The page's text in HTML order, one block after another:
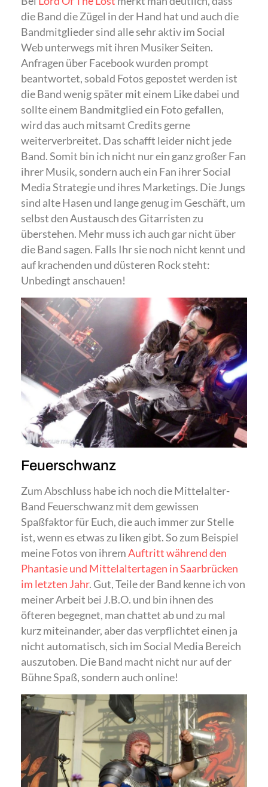
die Band die Zügel in der Hand hat und auch die
Bandmitglieder sind alle sehr aktiv im Social
Web unterwegs mit ihren Musiker Seiten.
Anfragen über Facebook wurden prompt
beantwortet, sobald Fotos gepostet werden ist
die Band wenig später mit einem Like dabei und
sollte einem Bandmitglied ein Foto gefallen,
wird das auch mitsamt Credits gerne
weiterverbreitet. Das schafft leider nicht jede
Band. Somit bin ich nicht nur ein ganz großer Fan
ihrer Musik, sondern auch ein Fan ihrer Social
Media Strategie und ihres Marketings. Die Jungs
sind alte Hasen und lange genug im Geschäft, um
selbst den Austausch des Gitarristen zu
überstehen. Mehr muss ich auch gar nicht über
die Band sagen. Falls Ihr sie noch nicht kennt und
auf krachenden und düsteren Rock steht:
Unbedingt anschauen!
Feuerschwanz
Zum Abschluss habe ich noch die Mittelalter-
Band Feuerschwanz mit dem gewissen
Spaßfaktor für Euch, die auch immer zur Stelle
ist, wenn es etwas zu liken gibt. So zum Beispiel
meine Fotos von ihremAuftritt während den
Phantasie und Mittelaltertagen in Saarbrücken
im letzten Jahr. Gut, Teile der Band kenne ich von
meiner Arbeit bei J.B.O. und bin ihnen des
öfteren begegnet, man chattet ab und zu mal
kurz miteinander, aber das verpflichtet einen ja
nicht automatisch, sich im Social Media Bereich
auszutoben. Die Band macht nicht nur auf der
Bühne Spaß, sondern auch online!